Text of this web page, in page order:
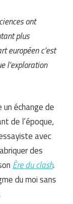
ont
plus
européen c’est
l’exploration
un échange de
de l’époque,
avec
des
Ère du clash.
du moi sans